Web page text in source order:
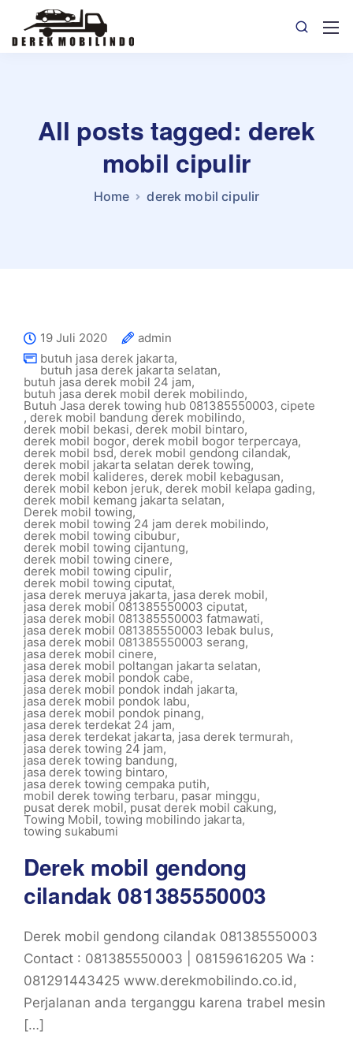
All posts tagged: derek
mobil cipulir
Home derek mobil cipulir
19 Juli 2020
admin
butuh jasa derek jakarta,
butuh jasa derek jakarta selatan,
butuh jasa derek mobil 24 jam,
butuh jasa derek mobil derek mobilindo,
Butuh Jasa derek towing hub 081385550003, cipete
, derek mobil bandung derek mobilindo,
derek mobil bekasi, derek mobil bintaro,
derek mobil bogor,derek mobil bogor terpercaya,
derek mobil bsd, derek mobil gendong cilandak,
derek mobil jakarta selatan derek towing,
derek mobil kalideres, derek mobil kebagusan,
derek mobil kebon jeruk, derek mobil kelapa gading,
derek mobil kemang jakarta selatan,
Derek mobil towing,
derek mobil towing 24 jam derek mobilindo,
derek mobil towing cibubur,
derek mobil towing cijantung,
derek mobil towing cinere,
derek mobil towing cipulir,
derek mobil towing ciputat,
jasa derek meruya jakarta,jasa derek mobil,
jasa derek mobil 081385550003 ciputat,
jasa derek mobil 081385550003 fatmawati,
jasa derek mobil 081385550003 lebak bulus,
jasa derek mobil 081385550003 serang,
jasa derek mobil cinere,
jasa derek mobil poltangan jakarta selatan,
jasa derek mobil pondok cabe,
jasa derek mobil pondok indah jakarta,
jasa derek mobil pondok labu,
jasa derek mobil pondok pinang,
jasa derek terdekat 24 jam,
jasa derek terdekat jakarta, jasa derek termurah,
jasa derek towing 24 jam,
jasa derek towing bandung,
jasa derek towing bintaro,
jasa derek towing cempaka putih,
mobil derek towing terbaru,pasar minggu,
pusat derek mobil,pusat derek mobil cakung,
Towing Mobil, towing mobilindo jakarta,
towing sukabumi
Derek mobil gendong
cilandak 081385550003
Derek mobil gendong cilandak 081385550003
Contact : 081385550003 | 08159616205 Wa :
081291443425 www.derekmobilindo.co.id,
Perjalanan anda terganggu karena trabel mesin
[…]